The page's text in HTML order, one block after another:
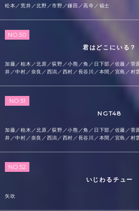
松本／荒井／北野／市野／鎌田／高寺／福士
NO.50
君はどこにいる？
加藤／柏木／北原／荻野／小熊／角／日下部／佐藤／菅
井／中村／奈良／西潟／西村／長谷川／本間／宮島／村
NO.51
NGT48
加藤／柏木／北原／荻野／小熊／角／日下部／佐藤／菅
井／中村／奈良／西潟／西村／長谷川／本間／宮島／村
NO.52
いじわるチュー
矢吹